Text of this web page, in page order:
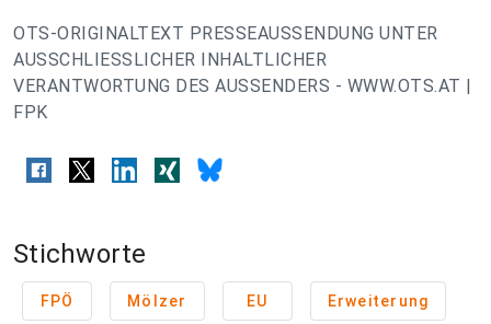
OTS-ORIGINALTEXT PRESSEAUSSENDUNG UNTER
AUSSCHLIESSLICHER INHALTLICHER
VERANTWORTUNG DES AUSSENDERS - WWW.OTS.AT |
FPK
Stichworte
FPÖ Mölzer EU Erweiterung